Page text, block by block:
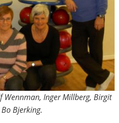
Wennman, Inger Millberg, Birgit
Bjerking.